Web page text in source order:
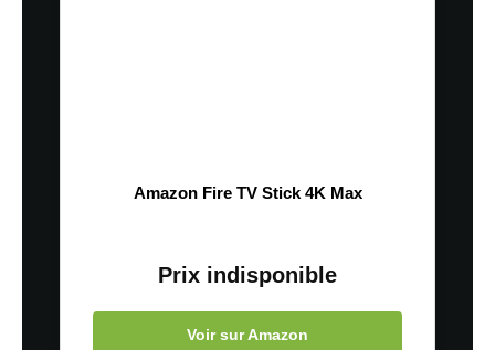
Amazon Fire TV Stick 4K Max
Prix indisponible
Voir sur Amazon